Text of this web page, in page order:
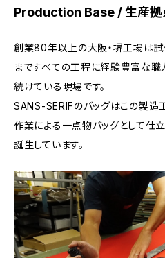
Production Base / 生産拠
創業80年以上の大阪・堺工場は
まですべての工程に経験豊富な
続けている現場です。
SANS-SERIFのバッグはこの製造
作業による一点物バッグとして仕
誕生しています。